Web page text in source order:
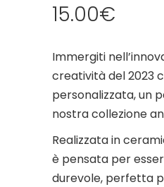
15.00€
Immergiti
creatività del 2023
personalizzata, un
nostra collezione
Realizzata in
è pensata per
durevole, perfetta